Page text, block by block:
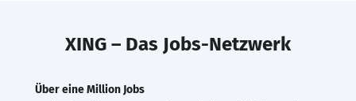
XING – Das Jobs-Netzwerk
Über eine Million Jobs